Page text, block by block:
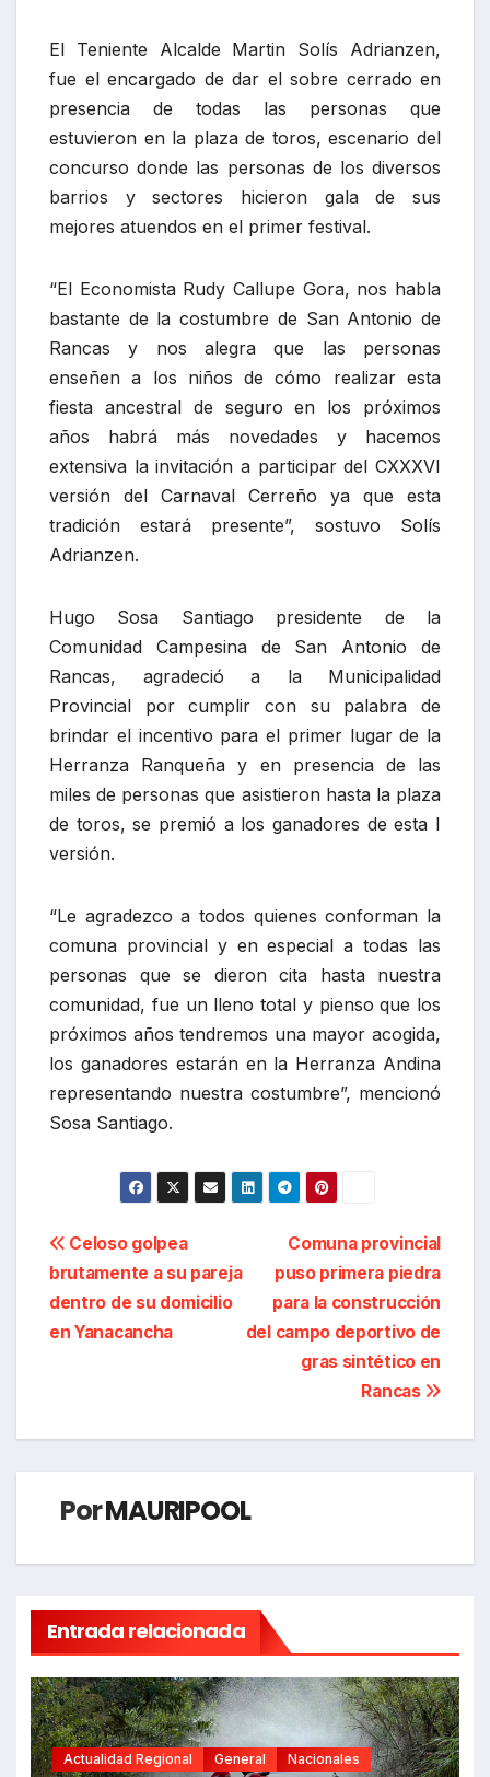
El Teniente Alcalde Martin Solís Adrianzen,
fue el encargado de dar el sobre cerrado en
presencia de todas las personas que
estuvieron en la plaza de toros, escenario del
concurso donde las personas de los diversos
barrios y sectores hicieron gala de sus
mejores atuendos en el primer festival.
“El Economista Rudy Callupe Gora, nos habla
bastante de la costumbre de San Antonio de
Rancas y nos alegra que las personas
enseñen a los niños de cómo realizar esta
fiesta ancestral de seguro en los próximos
años habrá más novedades y hacemos
extensiva la invitación a participar del CXXXVI
versión del Carnaval Cerreño ya que esta
tradición estará presente”, sostuvo Solís
Adrianzen.
Hugo Sosa Santiago presidente de la
Comunidad Campesina de San Antonio de
Rancas, agradeció a la Municipalidad
Provincial por cumplir con su palabra de
brindar el incentivo para el primer lugar de la
Herranza Ranqueña y en presencia de las
miles de personas que asistieron hasta la plaza
de toros, se premió a los ganadores de esta I
versión.
“Le agradezco a todos quienes conforman la
comuna provincial y en especial a todas las
personas que se dieron cita hasta nuestra
comunidad, fue un lleno total y pienso que los
próximos años tendremos una mayor acogida,
los ganadores estarán en la Herranza Andina
representando nuestra costumbre”, mencionó
Sosa Santiago.
Navegación
de
entradas
Comuna provincial
puso primera piedra
para la construcción
del campo deportivo de
gras sintético en
Rancas
Celoso golpea
brutamente a su pareja
dentro de su domicilio
en Yanacancha
PorMAURIPOOL
Entrada relacionada
Actualidad Regional General Nacionales